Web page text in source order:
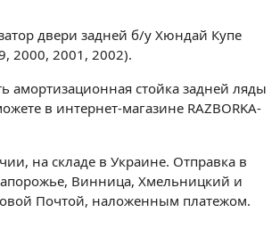
двери задней б/у Хюндай Купе
2000, 2001, 2002).
амортизационная стойка задней ляды
в интернет-магазине RAZBORKA-
на складе в Украине. Отправка в
Винница, Хмельницкий и
Почтой, наложенным платежом.